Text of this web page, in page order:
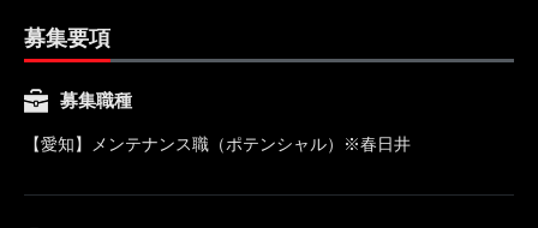
募集要項
募集職種
【愛知】メンテナンス職（ポテンシャル）※春日井